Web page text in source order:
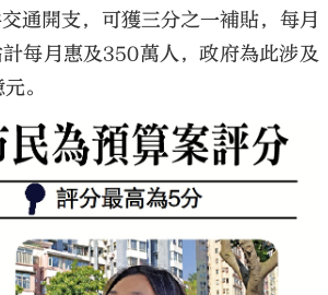
通開支，可獲三分之一補貼，每月
每月惠及350萬人，政府為此涉及
。